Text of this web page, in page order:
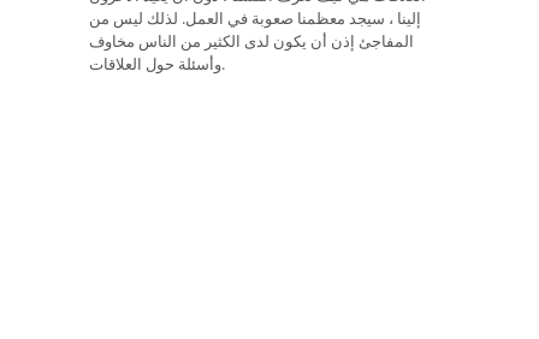
إلينا ، سيجد معظمنا صعوبة في العمل. لذلك ليس من
المفاجئ إذن أن يكون لدى الكثير من الناس مخاوف
وأسئلة حول العلاقات.